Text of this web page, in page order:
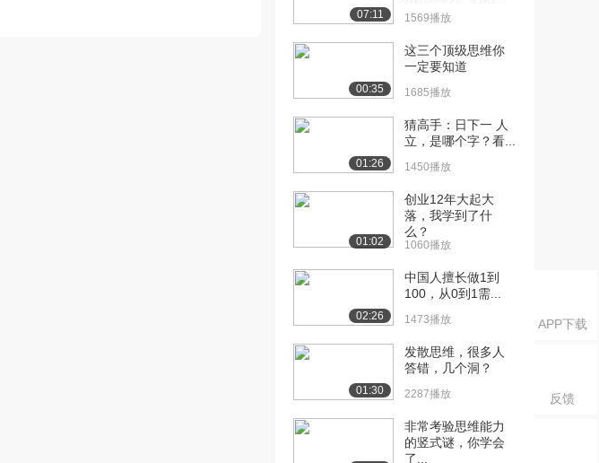
APP下载
反馈
（上）
（下）
[19] 什么才是你的创业机
会？（上）
[20] 什么才是你的创业机
会？（下）
2012播放
[21] 机会的评价有技巧
1244播放
[22] 机会的评价有技巧
1293播放
07:11 1569播放
00:35
这三个顶级思维你
一定要知道
1685播放
01:26
猜高手：日下一 人
立，是哪个字？看...
1450播放
01:02
创业12年大起大
落，我学到了什
么？
1060播放
02:26
中国人擅长做1到
100，从0到1需...
1473播放
01:30
发散思维，很多人
答错，几个洞？
2287播放
非常考验思维能力
的竖式谜，你学会
了...